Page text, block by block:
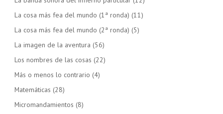
La cosa más fea del mundo (1ª ronda) (11)
La cosa más fea del mundo (2ª ronda) (5)
La imagen de la aventura (56)
Los nombres de las cosas (22)
Más o menos lo contrario (4)
Matemáticas (28)
Micromandamientos (8)